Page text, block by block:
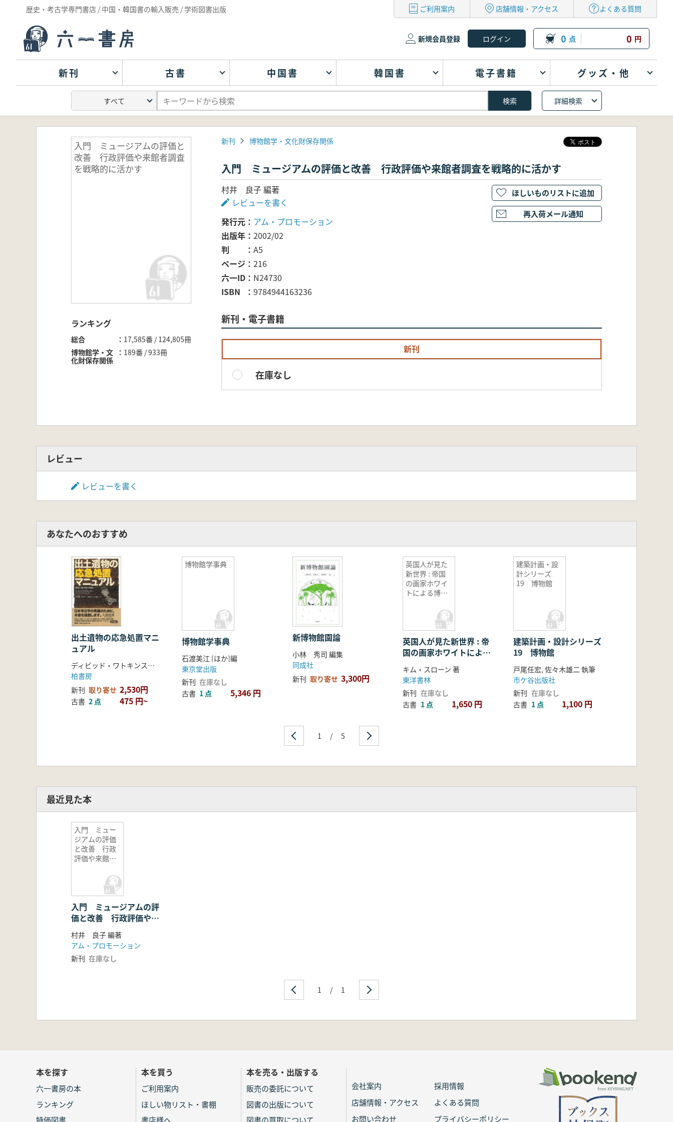
歴史・考古学専門書店 / 中国・韓国書の輸入販売 / 学術図書出版 ご利用案内 店舗情報・アクセス よくある質問
新規会員登録 0 点 0 円
新刊 古書 中国書 韓国書 電子書籍 グッズ・他
詳細検索
入門 ミュージアムの評価と
改善 行政評価や来館者調査
を戦略的に活かす
ランキング
総合
17,585番 / 124,805冊
博物館学・文
化財保存関係
189番 / 933冊
新刊 博物館学・文化財保存関係
入門 ミュージアムの評価と改善 行政評価や来館者調査を戦略的に活かす
村井 良子 編著
レビューを書く
発行元
アム・プロモーション
出版年
2002/02
判
A5
ページ
216
六一ID
N24730
ISBN
9784944163236
新刊・電子書籍
新刊
在庫なし
ほしいものリストに追加
再入荷メール通知
レビュー
レビューを書く
あなたへのおすすめ
出土遺物の応急処置マニ
ュアル
ディビッド・ワトキンスン バージニア・ニール 著 谷畑 美帆 訳
柏書房
新刊 取り寄せ 2,530円
古書 2 点 475 円~
博物館学事典
博物館学事典
石渡美江 [ほか]編
東京堂出版
新刊 在庫なし
古書 1 点 5,346 円
新博物館園論
小林 秀司 編集
同成社
新刊 取り寄せ 3,300円
英国人が見た
新世界 : 帝国
の画家ホワイ
トによる博物
英国人が見た新世界 : 帝
国の画家ホワイトによる
キム・スローン 著
東洋書林
新刊 在庫なし
古書 1 点 1,650 円
建築計画・設
計シリーズ
19 博物館
建築計画・設計シリーズ
19 博物館
戸尾任宏, 佐々木雄二 執筆
市ケ谷出版社
新刊 在庫なし
古書 1 点 1,100 円
1 / 5
最近見た本
入門 ミュー
ジアムの評価
と改善 行政
評価や来館者
入門 ミュージアムの評
価と改善 行政評価や来
館者調査を戦略的に活か
す
村井 良子 編著
アム・プロモーション
新刊 在庫なし
1 / 1
本を探す
六一書房の本
ランキング
本を買う
ご利用案内
ほしい物リスト・書棚
本を売る・出版する
販売の委託について
図書の出版について
会社案内
採用情報
店舗情報・アクセス
よくある質問
お問い合わせ
プライバシーポリシー